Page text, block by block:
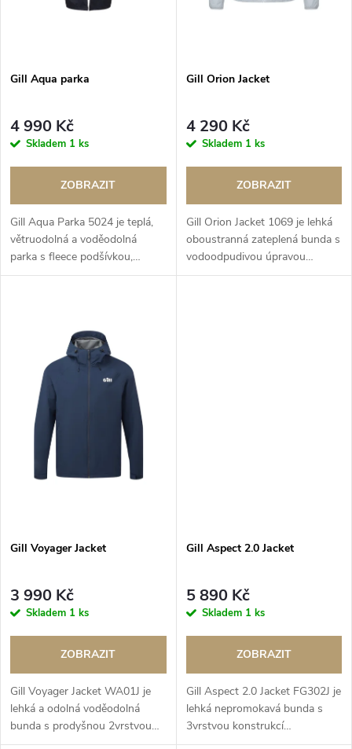
o
d
u
k
t
ů
d
u
k
t
Gill Aqua parka
4 990 Kč
Skladem 1 ks
ZOBRAZIT
Gill Aqua Parka 5024 je teplá,
větruodolná a voděodolná
parka s fleece podšívkou,
ideální pro převlékání i ochranu
Gill Orion Jacket
4 290 Kč
Skladem 1 ks
ZOBRAZIT
Gill Orion Jacket 1069 je lehká
oboustranná zateplená bunda s
vodoodpudivou úpravou
SHIELD®, která poskytuje
Gill Voyager Jacket
3 990 Kč
Skladem 1 ks
ZOBRAZIT
Gill Voyager Jacket WA01J je
lehká a odolná voděodolná
bunda s prodyšnou 2vrstvou
membránou XPLORE®, ideální
Gill Aspect 2.0 Jacket
5 890 Kč
Skladem 1 ks
ZOBRAZIT
Gill Aspect 2.0 Jacket FG302J je
lehká nepromokavá bunda s
3vrstvou konstrukcí
XPLORE+®, která nabízí